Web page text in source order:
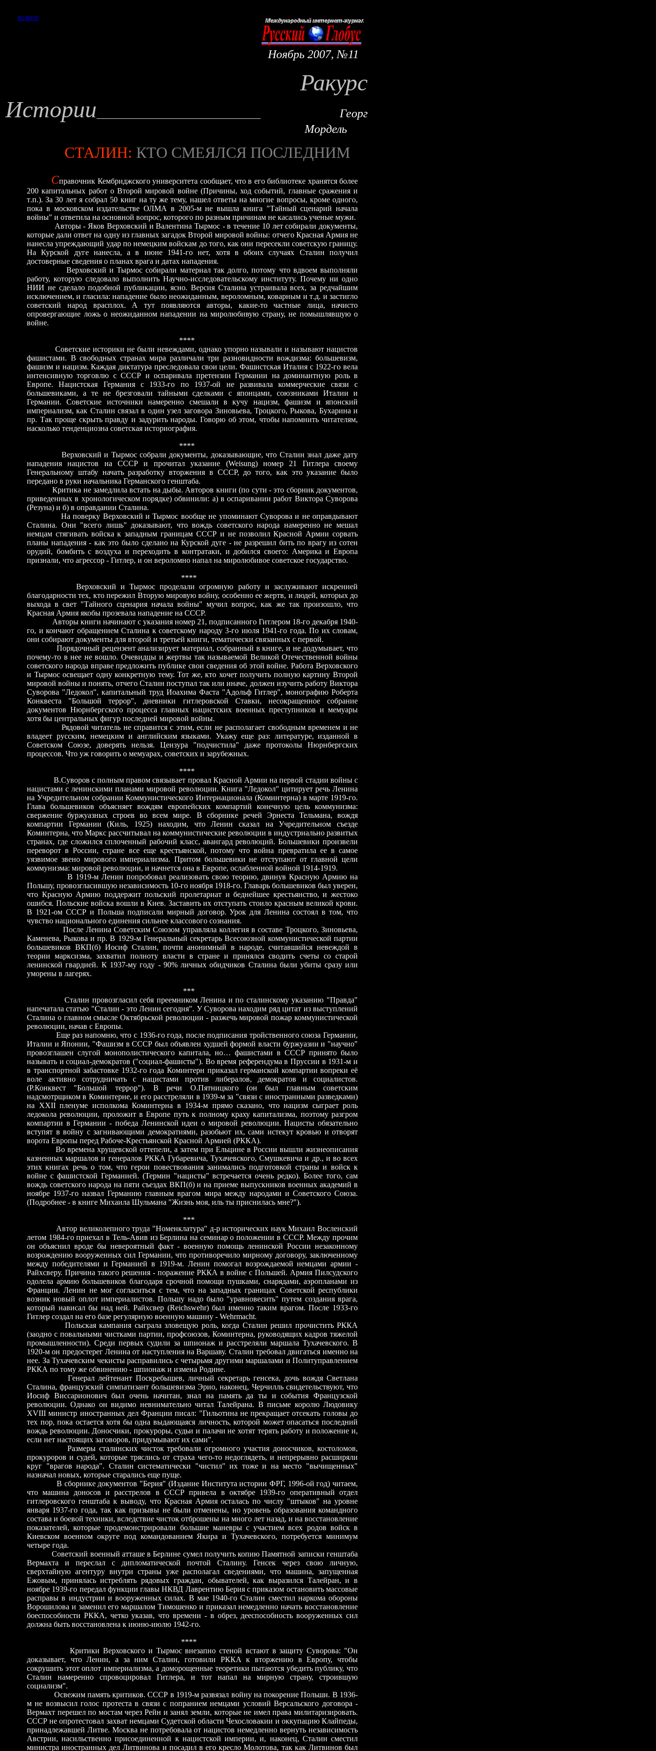
ВОЗВРАТ
Ноябрь 2007, №11
Ракурс
Истории
Георг
Мордель
СТАЛИН: КТО СМЕЯЛСЯ ПОСЛЕДНИМ
Справочник Кембриджского университета сообщает, что в его библиотеке хранятся более
200 капитальных работ о Второй мировой войне (Причины, ход событий, главные сражения и
т.п.). За 30 лет я собрал 50 книг на ту же тему, нашел ответы на многие вопросы, кроме одного,
пока в московском издательстве ОЛМА в 2005-м не вышла книга "Тайный сценарий начала
войны" и ответила на основной вопрос, которого по разным причинам не касались ученые мужи.
Авторы - Яков Верховский и Валентина Тырмос - в течение 10 лет собирали документы,
которые дали ответ на одну из главных загадок Второй мировой войны: отчего Красная Армия не
нанесла упреждающий удар по немецким войскам до того, как они пересекли советскую границу.
На Курской дуге нанесла, а в июне 1941-го нет, хотя в обоих случаях Сталин получил
достоверные сведения о планах врага и датах нападения.
Верховский и Тырмос собирали материал так долго, потому что вдвоем выполняли
работу, которую следовало выполнить Научно-исследовательскому институту. Почему ни одно
НИИ не сделало подобной публикации, ясно. Версия Сталина устраивала всех, за редчайшим
исключением, и гласила: нападение было неожиданным, вероломным, коварным и т.д. и застигло
советский народ врасплох. А тут появляются авторы, какие-то частные лица, начисто
опровергающие ложь о неожиданном нападении на миролюбивую страну, не помышлявшую о
войне.
****
Советские историки не были невеждами, однако упорно называли и называют нацистов
фашистами. В свободных странах мира различали три разновидности вождизма: большевизм,
фашизм и нацизм. Каждая диктатура преследовала свои цели. Фашистская Италия с 1922-го вела
интенсивную торговлю с СССР и оспаривала претензии Германии на доминантную роль в
Европе. Нацистская Германия с 1933-го по 1937-ой не развивала коммерческие связи с
большевиками, а те не брезговали тайными сделками с японцами, союзниками Италии и
Германии. Советские источники намеренно смешали в кучу нацизм, фашизм и японский
империализм, как Сталин связал в один узел заговора Зиновьева, Троцкого, Рыкова, Бухарина и
пр. Так проще скрыть правду и задурить народы. Говорю об этом, чтобы напомнить читателям,
насколько тенденциозна советская историография.
****
Верховский и Тырмос собрали документы, доказывающие, что Сталин знал даже дату
нападения нацистов на СССР и прочитал указание (Weisung) номер 21 Гитлера своему
Генеральному штабу начать разработку вторжения в СССР, до того, как это указание было
передано в руки начальника Германского генштаба.
Критика не замедлила встать на дыбы. Авторов книги (по сути - это сборник документов,
приведенных в хронологическом порядке) обвинили: а) в оспаривании работ Виктора Суворова
(Резуна) и б) в оправдании Сталина.
На поверку Верховский и Тырмос вообще не упоминают Суворова и не оправдывают
Сталина. Они "всего лишь" доказывают, что вождь советского народа намеренно не мешал
немцам стягивать войска к западным границам СССР и не позволил Красной Армии сорвать
планы нападения- как это было сделано на Курской дуге - не разрешил бить по врагу из сотен
орудий, бомбить с воздуха и переходить в контратаки, и добился своего: Америка и Европа
признали, что агрессор - Гитлер, и он вероломно напал на миролюбивое советское государство.
****
Верховский и Тырмос проделали огромную работу и заслуживают искренней
благодарности тех, кто пережил Вторую мировую войну, особенно ее жертв, и людей, которых до
выхода в свет "Тайного сценария начала войны" мучил вопрос, как же так произошло, что
Красная Армия якобы прозевала нападение на СССР.
Авторы книги начинают с указания номер 21, подписанного Гитлером 18-го декабря 1940-
го, и кончают обращением Сталина к советскому народу 3-го июля 1941-го года. По их словам,
они собирают документы для второй и третьей книги, тематически связанных с первой.
Порядочный рецензент анализирует материал, собранный в книге, и не додумывает, что
почему-то в нее не вошло. Очевидцы и жертвы так называемой Великой Отечественной войны
советского народа вправе предложить публике свои сведения об этой войне. Работа Верховского
и Тырмос освещает одну конкретную тему. Тот же, кто хочет получить полную картину Второй
мировой войны и понять, отчего Сталин поступал так или иначе, должен изучить работу Виктора
Суворова "Ледокол", капитальный труд Иоахима Фаста "Адольф Гитлер", монографию Роберта
Конквеста "Большой террор", дневники гитлеровской Ставки, несокращенное собрание
документов Нюрнбергского процесса главных нацистских военных преступников и мемуары
хотя бы центральных фигур последней мировой войны.
Рядовой читатель не справится с этим, если не располагает свободным временем и не
владеет русским, немецким и английским языками. Укажу еще раз: литературе, изданной в
Советском Союзе, доверять нельзя. Цензура "подчистила" даже протоколы Нюрнбергских
процессов. Что уж говорить о мемуарах, советских и зарубежных.
****
В.Суворов с полным правом связывает провал Красной Армии на первой стадии войны с
нацистами с ленинскими планами мировой революции. Книга "Ледокол" цитирует речь Ленина
на Учредительном собрании Коммунистического Интернационала (Коминтерна) в марте 1919-го.
Глава большевиков объясняет вождям европейских компартий конечную цель коммунизма:
свержение буржуазных строев во всем мире. В сборнике речей Эрнеста Тельмана, вождя
компартии Германии (Киль, 1925) находим, что Ленин сказал на Учредительном съезде
Коминтерна, что Маркс рассчитывал на коммунистические революции в индустриально развитых
странах, где сложился сплоченный рабочий класс, авангард революций. Большевики произвели
переворот в России, стране все еще крестьянской, потому что война превратила ее в самое
уязвимое звено мирового империализма. Притом большевики не отступают от главной цели
коммунизма: мировой революции, и начнется она в Европе, ослабленной войной 1914-1919.
В 1919-м Ленин попробовал реализовать свою теорию, двинув Красную Армию на
Польшу, провозгласившую независимость 10-го ноября 1918-го. Главарь большевиков был уверен,
что Красную Армию поддержит польский пролетариат и беднейшее крестьянство, и жестоко
ошибся. Польские войска вошли в Киев. Заставить их отступать стоило красным великой крови.
В 1921-ом СССР и Польша подписали мирный договор. Урок для Ленина состоял в том, что
чувство национального единения сильнее классового сознания.
После Ленина Советским Союзом управляла коллегия в составе Троцкого, Зиновьева,
Каменева, Рыкова и пр. В 1929-м Генеральный секретарь Всесоюзной коммунистической партии
большевиков ВКП(б) Иосиф Сталин, почти анонимный в народе, считавшийся невеждой в
теории марксизма, захватил полноту власти в стране и принялся сводить счеты со старой
ленинской гвардией. К 1937-му году - 90% личных обидчиков Сталина были убиты сразу или
уморены в лагерях.
***
Сталин провозгласил себя преемником Ленина и по сталинскому указанию "Правда"
напечатала статью "Сталин - это Ленин сегодня". У Суворова находим ряд цитат из выступлений
Сталина о главном смысле Октябрьской революции - разжечь мировой пожар коммунистической
революции, начав с Европы.
Еще раз напомню, что с 1936-го года, после подписания тройственного союза Германии,
Италии и Японии, "Фашизм в СССР был объявлен худшей формой власти буржуазии и "научно"
провозглашен слугой монополистического капитала, но… фашистами в СССР принято было
называть и социал-демократов ("социал-фашисты"). Во время референдума в Пруссии в 1931-м и
в транспортной забастовке 1932-го года Коминтерн приказал германской компартии вопреки её
воле активно сотрудничать с нацистами против либералов, демократов и социалистов.
(Р.Конквест "Большой террор"). В речи О.Пятницкого (он был главным советским
надсмотрщиком в Коминтерне, и его расстреляли в 1939-м за "связи с иностранными разведками)
на XXII пленуме исполкома Коминтерна в 1934-м прямо сказано, что нацизм сыграет роль
ледокола революции, проложит в Европе путь к полному краху капитализма, поэтому разгром
компартии в Германии - победа Ленинской идеи о мировой революции. Нацисты обязательно
вступят в войну с загнивающими демократиями, разобьют их, сами истекут кровью и отворят
ворота Европы перед Рабоче-Крестьянской Красной Армией (РККА).
Во времена хрущевской оттепели, а затем при Ельцине в России вышли жизнеописания
казненных маршалов и генералов РККА Губаревича, Тухачевского, Смушкевича и др., и во всех
этих книгах речь о том, что герои повествования занимались подготовкой страны и войск к
войне с фашистской Германией. (Термин "нацисты" встречается очень редко). Более того, сам
вождь советского народа на пяти съездах ВКП(б) и на приеме выпускников военных академий в
ноябре 1937-го назвал Германию главным врагом мира между народами и Советского Союза.
(Подробнее - в книге Михаила Шульмана "Жизнь моя, иль ты приснилась мне?").
***
Автор великолепного труда "Номенклатура" д-р исторических наук Михаил Восленский
летом 1984-го приехал в Тель-Авив из Берлина на семинар о положении в СССР. Между прочим
он объяснил вроде бы невероятный факт- военную помощь ленинской России незаконному
возрождению вооруженных сил Германии, что противоречило мирному договору, заключенному
между победителями и Германией в 1919-м. Ленин помогал возрождаемой немцами армии -
Райхсверу. Причина такого решения - поражение РККА в войне с Польшей. Армия Пилсудского
одолела армию большевиков благодаря срочной помощи пушками, снарядами, аэропланами из
Франции. Ленин не мог согласиться с тем, что на западных границах Советской республики
возник новый оплот империалистов. Польшу надо было "уравновесить" путем создания врага,
который нависал бы над ней. Райхсвер (Reichswehr) был именно таким врагом. После 1933-го
Гитлер создал на его базе регулярную военную машину - Wehrmacht.
Польская кампания сыграла зловещую роль, когда Сталин решил прочистить РККА
(заодно с повальными чистками партии, профсоюзов, Коминтерна, руководящих кадров тяжелой
промышленности). Среди первых судили за шпионаж и расстреляли маршала Тухачевского. В
1920-м он предостерег Ленина от наступления на Варшаву. Сталин требовал двигаться именно на
нее. За Тухачевским чекисты расправились с четырьмя другими маршалами и Политуправлением
РККА по тому же обвинению - шпионаж и измена Родине.
Генерал лейтенант Поскребышев, личный секретарь генсека, дочь вождя Светлана
Сталина, французский симпатизант большевизма Эрио, наконец, Черчилль свидетельствуют, что
Иосиф Виссарионович был очень начитан, знал на память да ты и события Французской
революции. Однако он видимо невнимательно читал Талейрана. В письме королю Людовику
XVIII министр иностранных дел Франции писал: "Гильотина не прекращает отсекать головы до
тех пор, пока остается хотя бы одна выдающаяся личность, которой может опасаться последний
вождь революции. Доносчики, прокуроры, судьи и палачи не хотят терять работу и положение и,
если нет настоящих заговоров, придумывают их сами".
Размеры сталинских чисток требовали огромного участия доносчиков, костоломов,
прокуроров и судей, которые тряслись от страха чего-то недоглядеть, и непрерывно расширяли
круг "врагов народа". Сталин систематически "чистил" их тоже и на место "вычищенных"
назначал новых, которые старались еще пуще.
В сборнике документов "Берия" (Издание Института истории ФРГ, 1996-ой год) читаем,
что машина доносов и расстрелов в СССР привела в октябре 1939-го оперативный отдел
гитлеровского генштаба к выводу, что Красная Армия осталась по числу "штыков" на уровне
января 1937-го года, так как призывы не были отменены, но уровень образования командного
состава и боевой техники, вследствие чисток отброшены на много лет назад, и на восстановление
показателей, которые продемонстрировали большие маневры с участием всех родов войск в
Киевском военном округе под командованием Якира и Тухачевского, потребуется минимум
четыре года.
Советский военный атташе в Берлине сумел получить копию Памятной записки генштаба
Вермахта и переслал с дипломатической почтой Сталину. Генсек через свою личную,
сверхтайную агентуру внутри страны уже располагал сведениями, что машина, запущенная
Ежовым, принялась истреблять рядовых граждан, обывателей, как выразился Талейран, и в
ноябре 1939-го передал функции главы НКВД Лаврентию Берия с приказом остановить массовые
расправы в индустрии и вооруженных силах. В мае 1940-го Сталин сместил наркома обороны
Ворошилова и заменил его маршалом Тимошенко и приказал немедленно начать восстановление
боеспособности РККА, четко указав, что времени - в обрез, дееспособность вооруженных сил
должна быть восстановлена к июню-июлю 1942-го.
****
Критики Верховского и Тырмос внезапно стеной встают в защиту Суворова: "Он
доказывает, что Ленин, а за ним Сталин, готовили РККА к вторжению в Европу, чтобы
сокрушить этот оплот империализма, а доморощенные теоретики пытаются убедить публику, что
Сталин намеренно спровоцировал Гитлера, и тот напал на мирную страну, строившую
социализм".
Освежим память критиков. СССР в 1919-м развязал войну на покорение Польши. В 1936-
м не возвысил голос протеста в связи с попранием немцами условий Версальского договора -
Вермахт перешел по мостам через Рейн и занял земли, которые не имел права милитаризировать.
СССР не опротестовал захват немцами Судетской области Чехословакии и оккупацию Клайпеды,
принадлежавшей Литве. Москва не потребовала от нацистов немедленно вернуть независимость
Австрии, насильственно присоединенной к нацистской империи, и, наконец, Сталин сместил
министра иностранных дел Литвинова и посадил в его кресло Молотова, так как Литвинов был